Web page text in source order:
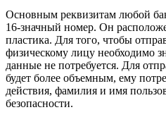
Основным реквизитам любой
16-значный номер. Он
пластика. Для того, чтобы
физическому лицу необходимо
данные не потребуется. Для
будет более объемным, ему
действия, фамилия и имя
безопасности.